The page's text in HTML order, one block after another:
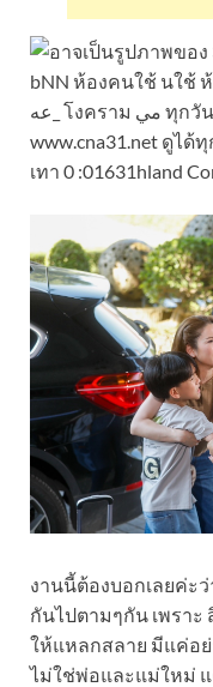
งานนี้ต้องบอกเลยค่ะ
กันไปตามๆกัน เพรา
ให้แหลกสลาย มีแค่อ
ไม่ใช่พ่อและแม่ใหม่